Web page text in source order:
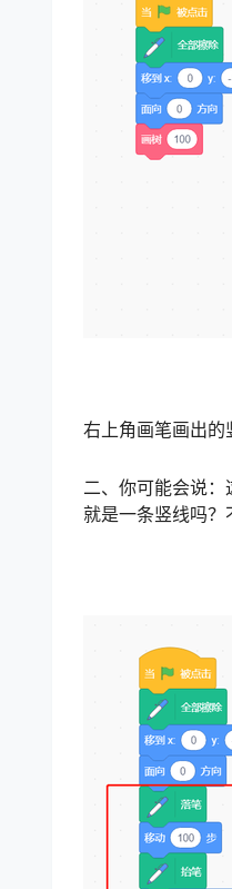
右上角画笔画出的
二、你可能会说
就是一条竖线吗？